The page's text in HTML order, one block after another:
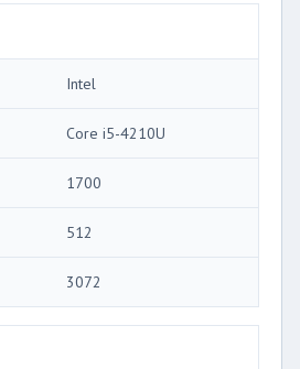
Intel
Core i5-4210U
1700
512
3072